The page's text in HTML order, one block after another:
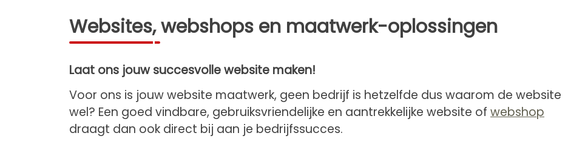
Websites, webshops en maatwerk-oplossingen
Laat ons jouw succesvolle website maken!
Voor ons is jouw website maatwerk, geen bedrijf is hetzelfde dus waarom de website
wel? Een goed vindbare, gebruiksvriendelijke en aantrekkelijke website of webshop
draagt dan ook direct bij aan je bedrijfssucces.